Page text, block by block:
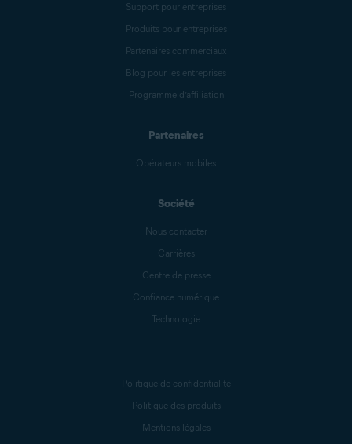
Support pour entreprises
Produits pour entreprises
Partenaires commerciaux
Blog pour les entreprises
Programme d’affiliation
Partenaires
Opérateurs mobiles
Société
Nous contacter
Carrières
Centre de presse
Confiance numérique
Technologie
Politique de confidentialité
Politique des produits
Mentions légales